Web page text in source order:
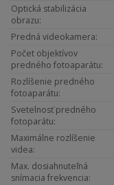
Optická stabilizácia
obrazu:
Predná videokamera:
Počet objektívov
predného fotoaparátu:
Rozlíšenie predného
fotoaparátu:
Svetelnosť predného
fotoparátu:
Maximálne rozlíšenie
videa:
Max. dosiahnuteľná
snímacia frekvencia: